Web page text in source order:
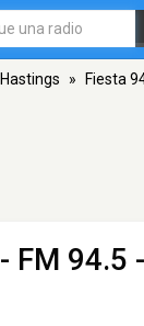
Hastings » Fiesta
- FM 94.5